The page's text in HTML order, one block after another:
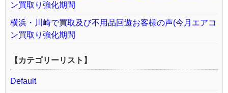
ン買取り強化期間
横浜・川崎で買取及び不用品回遊お客様の声(今月エアコ
ン買取り強化期間
【カテゴリーリスト】
Default